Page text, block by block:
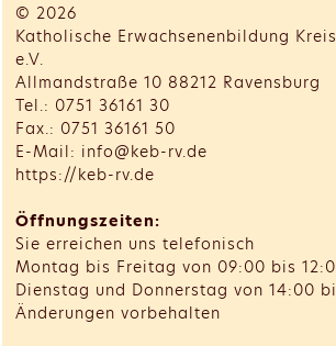
© 2026
Katholische Erwachsenenbildung
e.V.
Allmandstraße 10 88212 Ravensburg
Tel.: 0751 36161 30
Fax.: 0751 36161 50
E-Mail: info@keb-rv.de
https://keb-rv.de
Öffnungszeiten:
Sie erreichen uns telefonisch
Montag bis Freitag von 09:00 bis
Dienstag und Donnerstag von 14:00
Änderungen vorbehalten